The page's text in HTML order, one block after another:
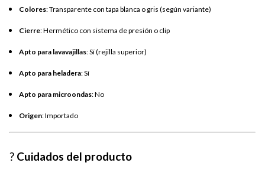
Colores: Transparente con tapa blanca o gris (según variante)
Cierre: Hermético con sistema de presión o clip
Apto para lavavajillas: Sí (rejilla superior)
Apto para heladera: Sí
Apto para microondas: No
Origen: Importado
? Cuidados del producto